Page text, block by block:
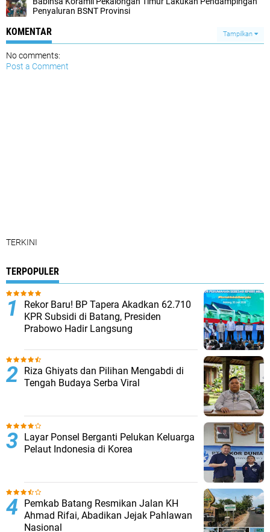
Penyaluran BSNT Provinsi
KOMENTAR Tampilkan
No comments:
Post a Comment
TERKINI
TERPOPULER
Rekor Baru! BP Tapera Akadkan 62.710
KPR Subsidi di Batang, Presiden
Prabowo Hadir Langsung
Riza Ghiyats dan Pilihan Mengabdi di
Tengah Budaya Serba Viral
Layar Ponsel Berganti Pelukan Keluarga
Pelaut Indonesia di Korea
Pemkab Batang Resmikan Jalan KH
Ahmad Rifai, Abadikan Jejak Pahlawan
Nasional